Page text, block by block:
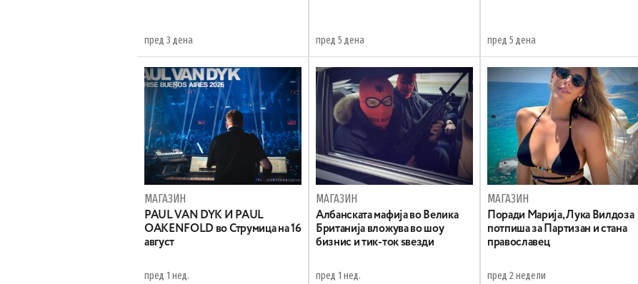
пред 3 дена пред 5 дена пред 5 дена
МАГАЗИН
PAUL VAN DYK И PAUL
OAKENFOLD во Струмица на 16
август
пред 1 нед.
МАГАЗИН
Aлбанската мафија во Велика
Британија вложува во шоу
бизнис и тик-ток ѕвезди
пред 1 нед.
МАГАЗИН
Поради Марија, Лука Вилдоза
потпиша за Партизан и стана
православец
пред 2 недели